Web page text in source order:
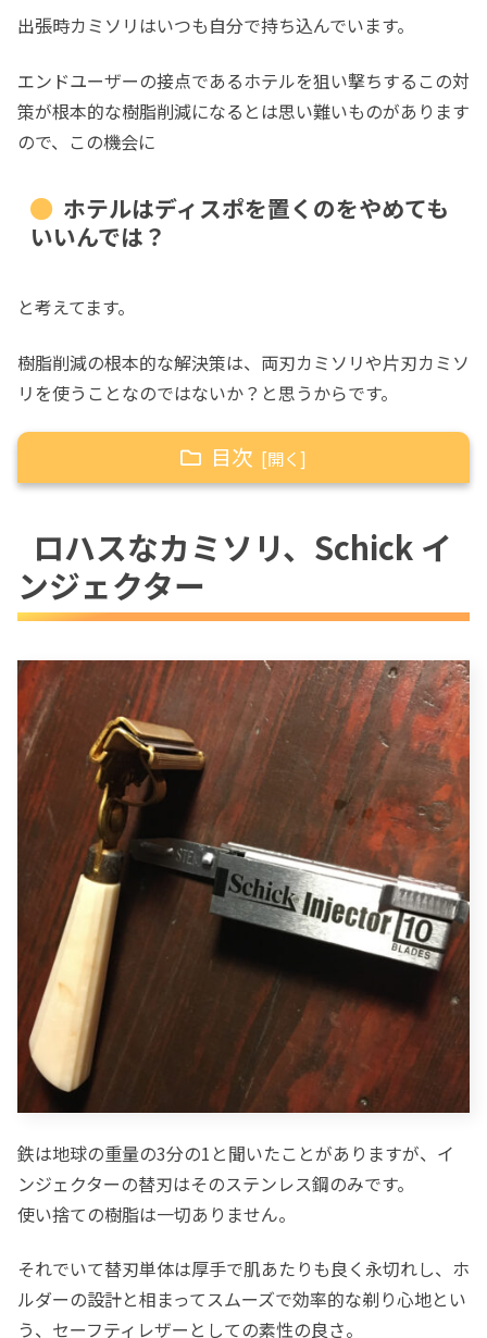
出張時カミソリはいつも自分で持ち込んでいます。
エンドユーザーの接点であるホテルを狙い撃ちするこの対
策が根本的な樹脂削減になるとは思い難いものがあります
ので、この機会に
ホテルはディスポを置くのをやめても
いいんでは？
と考えてます。
樹脂削減の根本的な解決策は、両刃カミソリや片刃カミソ
リを使うことなのではないか？と思うからです。
目次
いいんでは？
ロハスなカミソリ、Schick インジェクター
古いインジェクター替刃を使おうとマガジ
動かない
マガジン替刃の固着を解消できた対処
法を紹介します
刃物油を1滴たらすだけ
ロハスなカミソリ、Schick イ
ンジェクター
鉄は地球の重量の3分の1と聞いたことがありますが、イ
ンジェクターの替刃はそのステンレス鋼のみです。
使い捨ての樹脂は一切ありません。
それでいて替刃単体は厚手で肌あたりも良く永切れし、ホ
ルダーの設計と相まってスムーズで効率的な剃り心地とい
う、セーフティレザーとしての素性の良さ。